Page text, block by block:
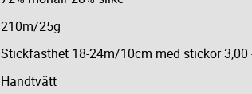
210m/25g
Stickfasthet 18-24m/10cm med stickor 3,00
Handtvätt